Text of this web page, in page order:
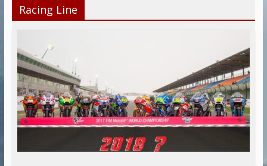
Racing Line